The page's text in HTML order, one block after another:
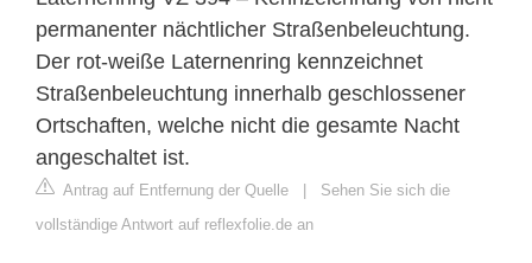
permanenter nächtlicher Straßenbeleuchtung.
Der rot-weiße Laternenring kennzeichnet
Straßenbeleuchtung innerhalb geschlossener
Ortschaften, welche nicht die gesamte Nacht
angeschaltet ist.
Antrag auf Entfernung der Quelle | Sehen Sie sich die
vollständige Antwort auf reflexfolie.de an